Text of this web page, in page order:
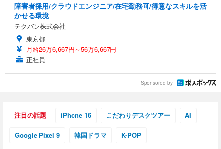
障害者採用/クラウドエンジニア/在宅勤務可/得意なスキルを活
かせる環境
テクバン株式会社
東京都
月給26万6,667円～56万6,667円
正社員
Sponsored by
注目の話題 iPhone 16 こだわりデスクツアー AI
Google Pixel 9 韓国ドラマ K-POP